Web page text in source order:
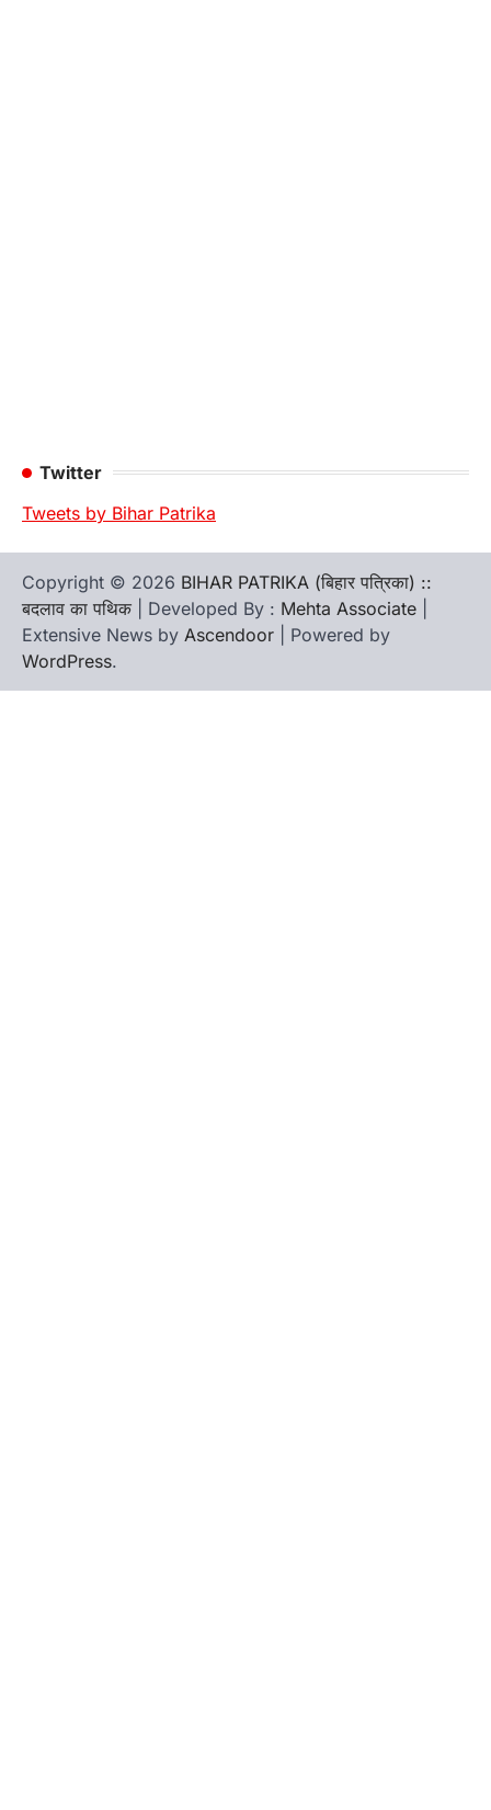
Twitter
Tweets by Bihar Patrika
Copyright © 2026 BIHAR PATRIKA (बिहार पत्रिका) ::
बदलाव का पथिक | Developed By : Mehta Associate
Extensive News by Ascendoor | Powered by
WordPress.